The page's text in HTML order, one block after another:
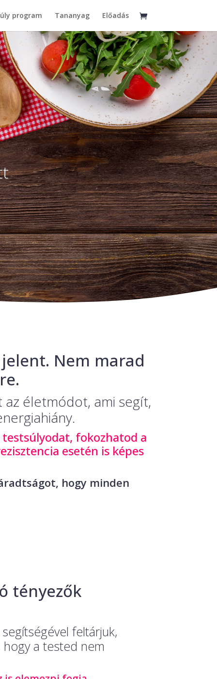
program Tananyag Előadás
Nem marad
életmódot, ami segít,
testsúlyodat, fokozhatod a
esetén is képes
hogy minden
tényezők
feltárjuk,
a tested nem